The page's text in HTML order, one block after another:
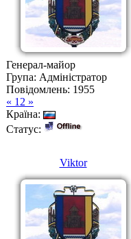
Генерал-майор
Група: Адміністратор
Повідомлень: 1955
« 12 »
Країна:
Статус:
Viktor